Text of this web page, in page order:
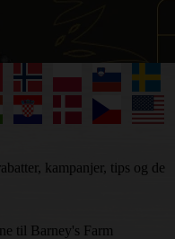
kampanjer, tips og de
til Barney's Farm